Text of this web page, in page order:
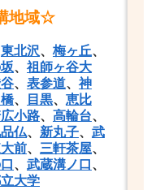
地域☆
東北沢、 梅ヶ丘、
、 祖師ヶ谷大
、 表参道、 神
、 目黒、 恵比
小路、 高輪台、
仏、 新丸子、 武
前、 三軒茶屋、
、 武蔵溝ノ口、
大学